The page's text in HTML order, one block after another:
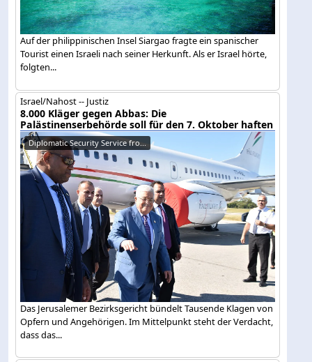
Auf der philippinischen Insel Siargao fragte ein spanischer
Tourist einen Israeli nach seiner Herkunft. Als er Israel hörte,
folgten...
Israel/Nahost -- Justiz
8.000 Kläger gegen Abbas: Die
Palästinenserbehörde soll für den 7. Oktober haften
Diplomatic Security Service fro...
Das Jerusalemer Bezirksgericht bündelt Tausende Klagen von
Opfern und Angehörigen. Im Mittelpunkt steht der Verdacht,
dass das...